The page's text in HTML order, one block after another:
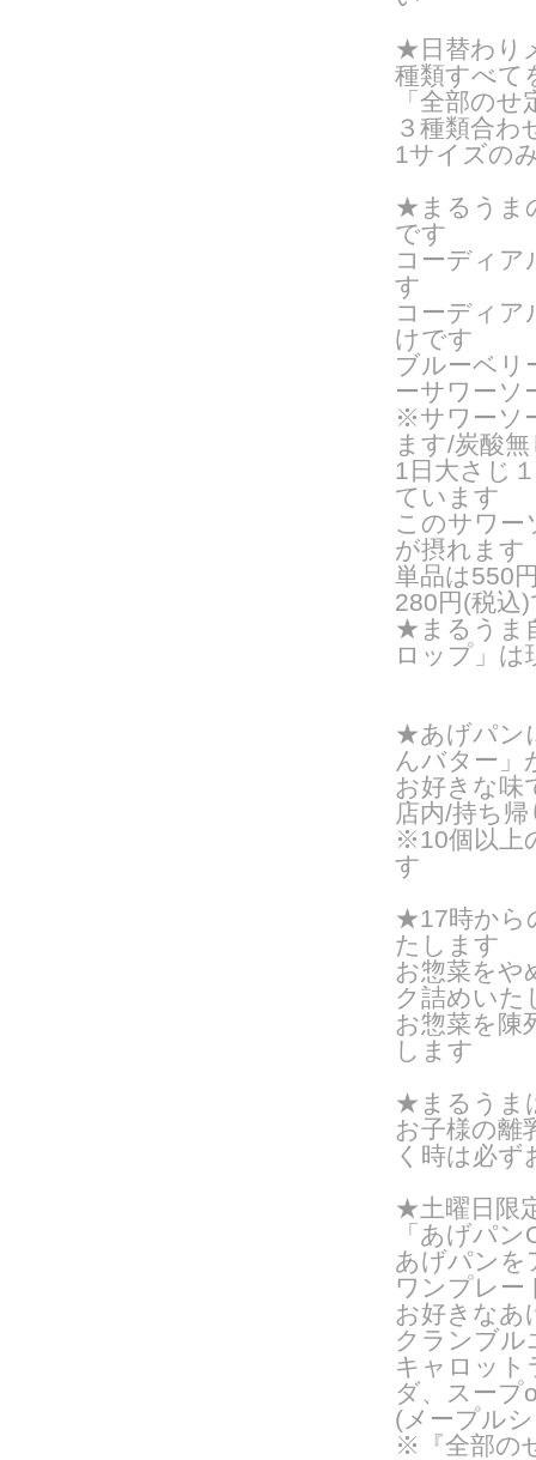
★日替わり
種類すべて
「全部の
３種類合わ
1サイズの
★まるうま
です
コーディア
す
コーディア
けです
ブルーベリ
ーサワーソ
※サワーソ
ます/炭酸
1日大さじ
ています
このサワー
が摂れます
単品は550
280円(税込
★まるうま
ロップ」は
★あげパン
んバター」
お好きな味
店内/持ち
※10個以上
す
★17時から
たします
お惣菜をや
ク詰めいた
お惣菜を陳
します
★まるうま
お子様の離
く時は必ず
★土曜日限
「あげパ
あげパンを
ワンプレー
お好きなあ
クランブル
キャロット
ダ、スープ
(メープル
※『全部の